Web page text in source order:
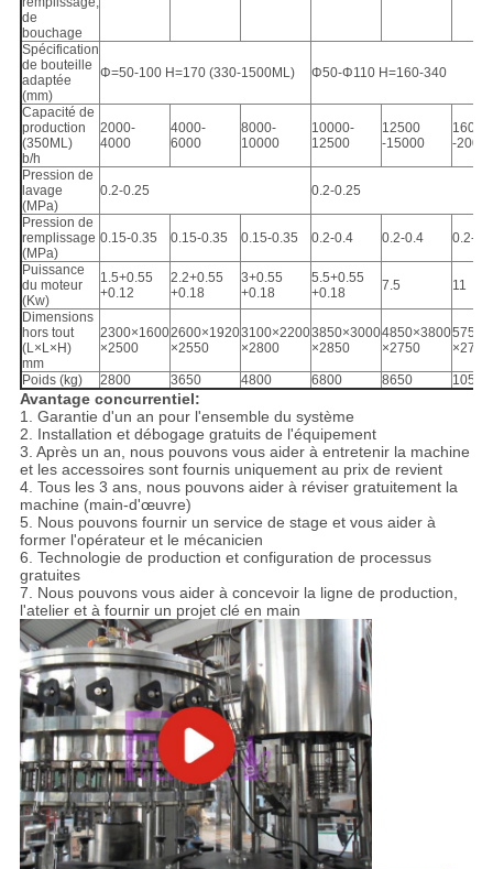
de
bouchage
Spécification
de bouteille
adaptée
(mm)
Φ=50-100 H=170 (330-1500ML) Φ50-Φ110 H=160-340
Capacité de
production
(350ML)
b/h
2000-
4000
4000-
6000
8000-
10000
10000-
12500
12500
-15000
16000
-
Pression de
lavage
(MPa)
0.2-0.25 0.2-0.25
Pression de
remplissage
(MPa)
0.15-0.35 0.15-0.35 0.15-0.35 0.2-0.4 0.2-0.4 0.2-0.4
Puissance
du moteur
(Kw)
1.5+0.55
+0.12
2.2+0.55
+0.18
3+0.55
+0.18
5.5+0.55
+0.18
7.5 11
Dimensions
hors tout
(L×L×H)
mm
2300×1600
×2500
2600×1920
×2550
3100×2200
×2800
3850×3000
×2850
4850×3800
×2750
×2750
Poids (kg) 2800 3650 4800 6800 8650 10500
Avantage concurrentiel:
1. Garantie d'un an pour l'ensemble du système
2. Installation et débogage gratuits de l'équipement
3. Après un an, nous pouvons vous aider à entretenir la machine
et les accessoires sont fournis uniquement au prix de revient
4. Tous les 3 ans, nous pouvons aider à réviser gratuitement la
machine (main-d'œuvre)
5. Nous pouvons fournir un service de stage et vous aider à
former l'opérateur et le mécanicien
6. Technologie de production et configuration de processus
gratuites
7. Nous pouvons vous aider à concevoir la ligne de production,
l'atelier et à fournir un projet clé en main